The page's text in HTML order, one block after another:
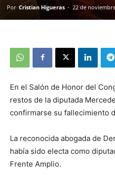
Por Cristian Higueras - 22 de
En el Salón de Honor del
restos de la diputada
confirmarse su fallecimiento
La reconocida abogada de
había sido electa como
Frente Amplio.